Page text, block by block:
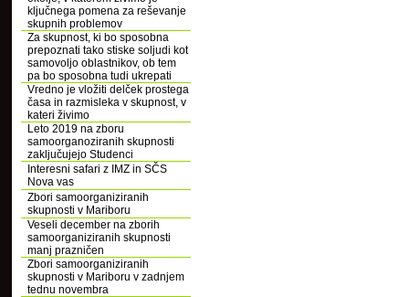
ključnega pomena za reševanje
skupnih problemov
Za skupnost, ki bo sposobna
prepoznati tako stiske soljudi kot
samovoljo oblastnikov, ob tem
pa bo sposobna tudi ukrepati
Vredno je vložiti delček prostega
časa in razmisleka v skupnost, v
kateri živimo
Leto 2019 na zboru
samoorganoziranih skupnosti
zaključujejo Studenci
Interesni safari z IMZ in SČS
Nova vas
Zbori samoorganiziranih
skupnosti v Mariboru
Veseli december na zborih
samoorganiziranih skupnosti
manj prazničen
Zbori samoorganiziranih
skupnosti v Mariboru v zadnjem
tednu novembra